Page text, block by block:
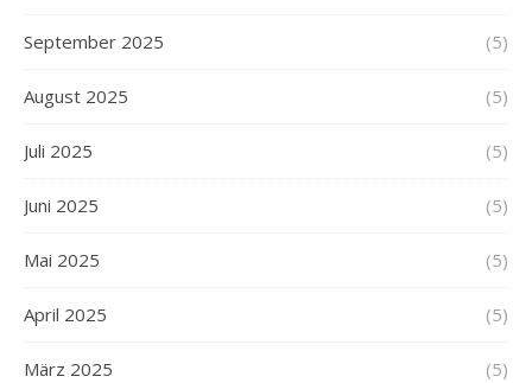
September 2025 (5)
August 2025 (5)
Juli 2025 (5)
Juni 2025 (5)
Mai 2025 (5)
April 2025 (5)
März 2025 (5)